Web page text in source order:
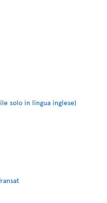
solo in lingua inglese)